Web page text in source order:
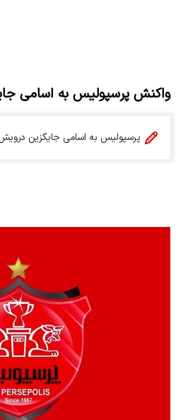
واکنش پرسپولیس به اسامی
پرسپولیس به اسامی جایگزین